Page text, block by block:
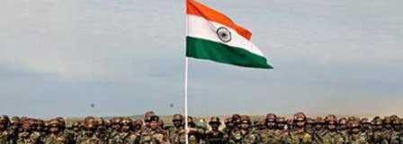
भारतीय सेना और वायु सेना में
निकली विभिन्न पदों पर भर्ती, ऐसे करें
आवेदन